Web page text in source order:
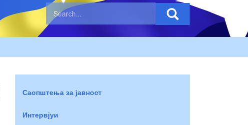
Саопштења за јавност
Интервјуи